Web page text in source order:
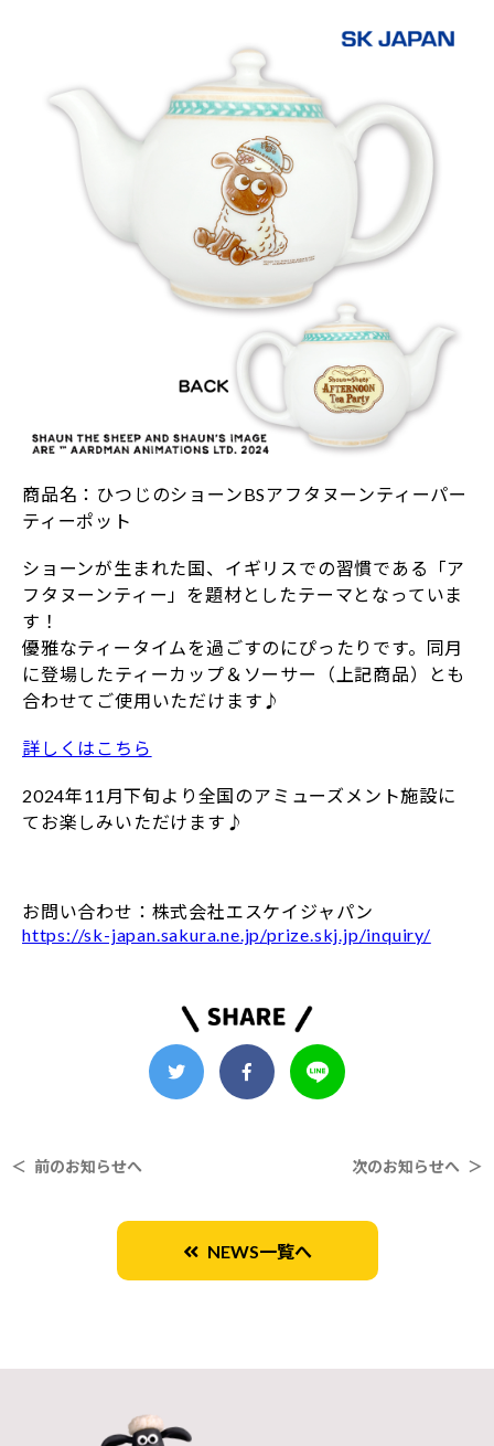
商品名：ひつじのショーンBSアフタヌーンティーパー
ティーポット
ショーンが生まれた国、イギリスでの習慣である「ア
フタヌーンティー」を題材としたテーマとなっていま
す！
優雅なティータイムを過ごすのにぴったりです。同月
に登場したティーカップ＆ソーサー（上記商品）とも
合わせてご使用いただけます♪
詳しくはこちら
2024年11月下旬より全国のアミューズメント施設に
てお楽しみいただけます♪
お問い合わせ：株式会社エスケイジャパン
https://sk-japan.sakura.ne.jp/prize.skj.jp/inquiry/
＜ 前のお知らせへ 次のお知らせへ ＞
NEWS一覧へ